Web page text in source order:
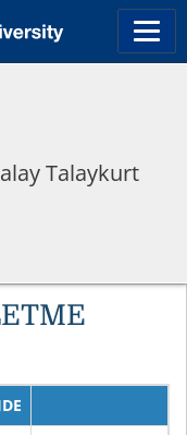
Talaykurt